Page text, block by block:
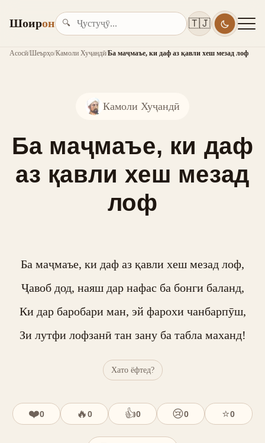
Шоирон 🔍 🇹🇯
Асосӣ/Шеърҳо/Камоли Хуҷандӣ/Ба маҷмаъе, ки даф аз қавли хеш мезад лоф
Камоли Хуҷандӣ
Ба маҷмаъе, ки даф
аз қавли хеш мезад
лоф
Ба маҷмаъе, ки даф аз қавли хеш мезад лоф,
Ҷавоб дод, наяш дар нафас ба бонги баланд,
Ки дар баробари ман, эй фарохи чанбарпӯш,
Зи лутфи лофзанӣ тан зану ба табла маханд!
Хато ёфтед?
❤️0 🔥0 👍0 😢0 ⭐0